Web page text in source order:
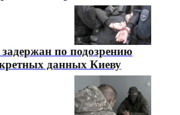
по подозрению
данных Киеву